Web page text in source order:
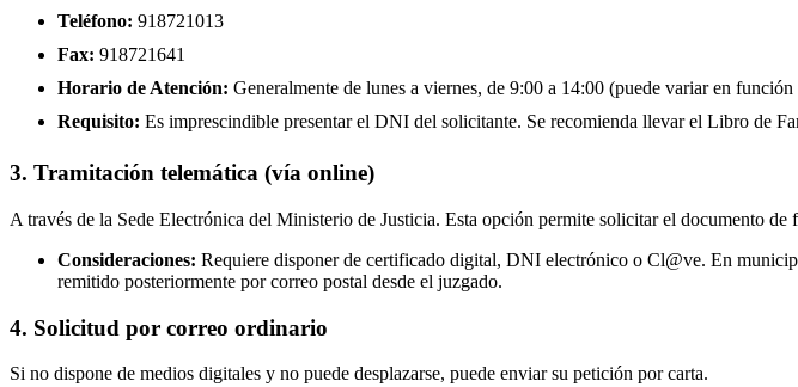
Teléfono: 918721013
Fax: 918721641
Horario de Atención: Generalmente de lunes a viernes, de 9:00 a 14:00 (puede variar en
Requisito: Es imprescindible presentar el DNI del solicitante. Se recomienda llevar el Libro de
3. Tramitación telemática (vía online)
A través de la Sede Electrónica del Ministerio de Justicia. Esta opción permite solicitar el documento de
Consideraciones: Requiere disponer de certificado digital, DNI electrónico o Cl@ve. En
remitido posteriormente por correo postal desde el juzgado.
4. Solicitud por correo ordinario
Si no dispone de medios digitales y no puede desplazarse, puede enviar su petición por carta.